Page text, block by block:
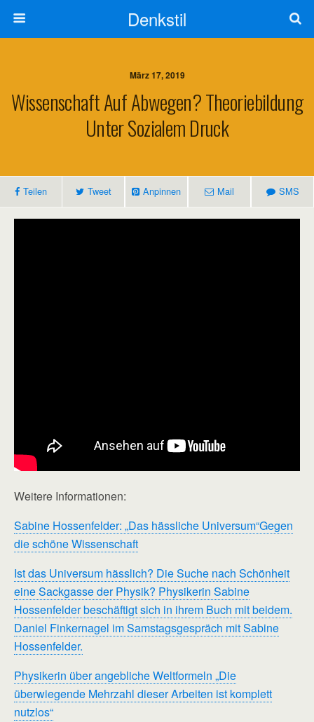
Denkstil
März 17, 2019
Wissenschaft Auf Abwegen? Theoriebildung
Unter Sozialem Druck
Teilen Tweet Anpinnen Mail SMS
Weitere Informationen:
Sabine Hossenfelder: „Das hässliche Universum“Gegen
die schöne Wissenschaft
Ist das Universum hässlich? Die Suche nach Schönheit
eine Sackgasse der Physik? Physikerin Sabine
Hossenfelder beschäftigt sich in ihrem Buch mit beidem.
Daniel Finkernagel im Samstagsgespräch mit Sabine
Hossenfelder.
Physikerin über angebliche Weltformeln „Die
überwiegende Mehrzahl dieser Arbeiten ist komplett
nutzlos“